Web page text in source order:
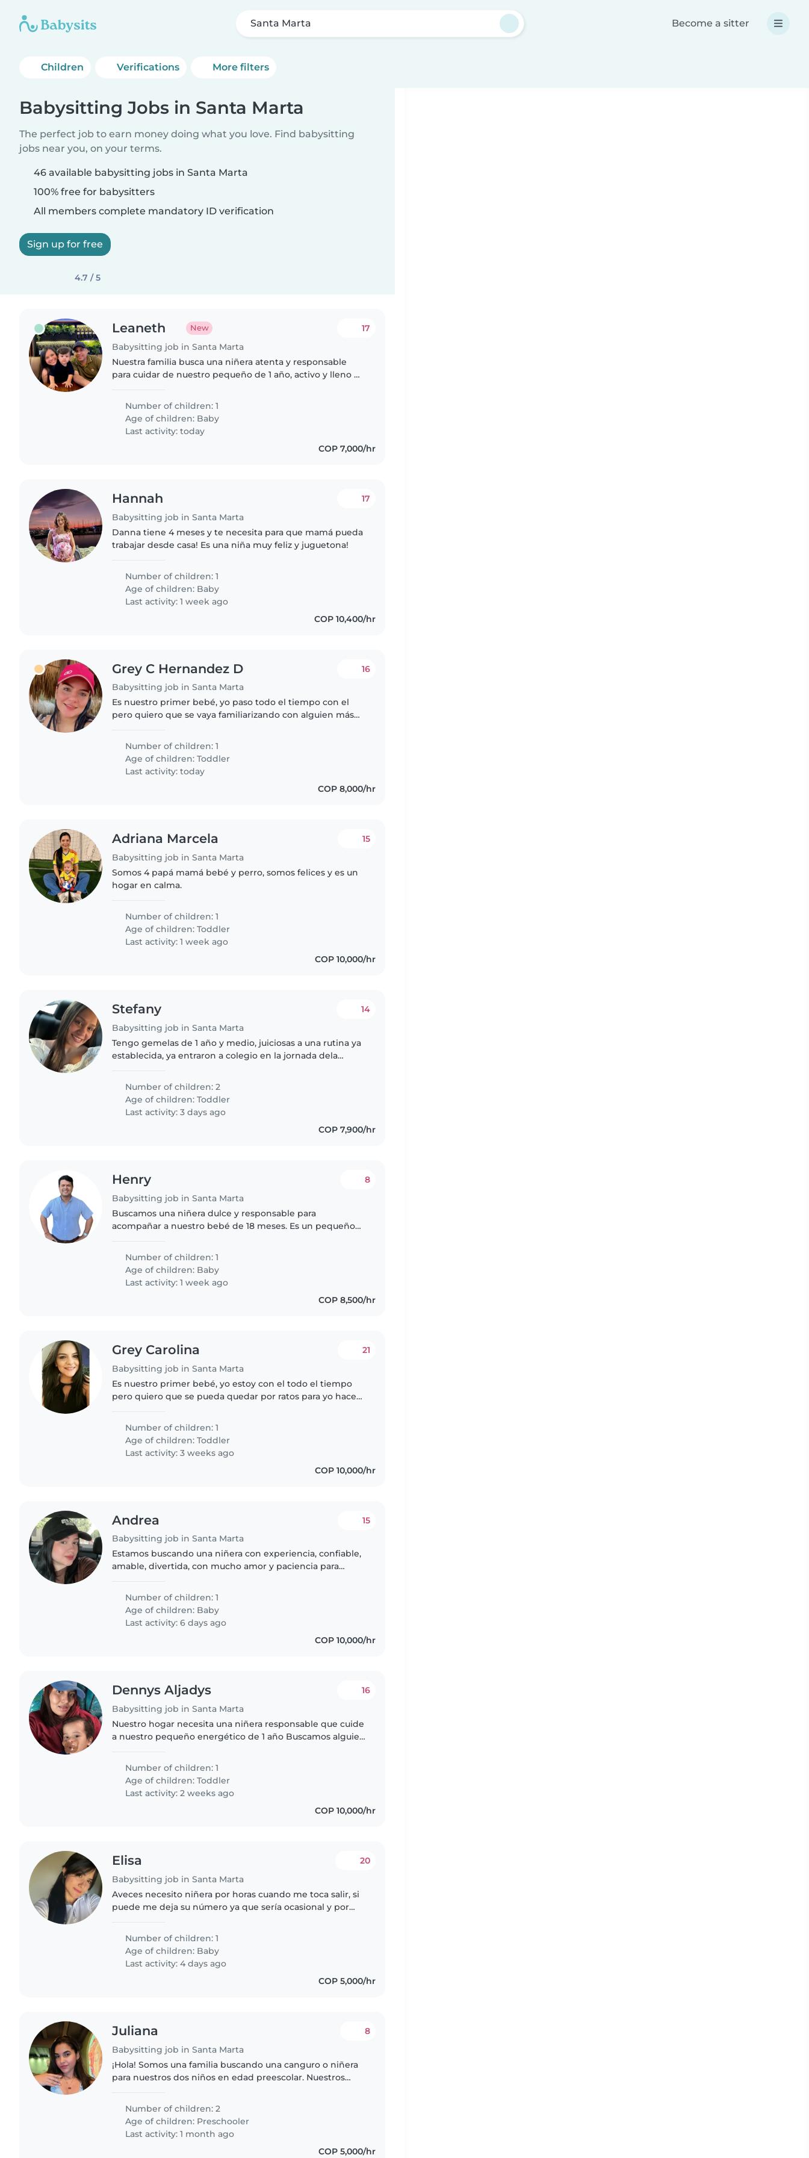
Santa Marta Become a sitter
Children Verifications More filters
Babysitting Jobs in Santa Marta
The perfect job to earn money doing what you love. Find babysitting
jobs near you, on your terms.
46 available babysitting jobs in Santa Marta
100% free for babysitters
All members complete mandatory ID verification
Sign up for free
4.7 / 5
Leaneth New
Babysitting job in Santa Marta
17
Nuestra familia busca una niñera atenta y responsable
para cuidar de nuestro pequeño de 1 año, activo y lleno de
Number of children: 1
Age of children: Baby
Last activity: today
COP 7,000/hr
Hannah
Babysitting job in Santa Marta
17
Danna tiene 4 meses y te necesita para que mamá pueda
trabajar desde casa! Es una niña muy feliz y juguetona!
Number of children: 1
Age of children: Baby
Last activity: 1 week ago
COP 10,400/hr
Grey C Hernandez D
Babysitting job in Santa Marta
16
Es nuestro primer bebé, yo paso todo el tiempo con el
pero quiero que se vaya familiarizando con alguien más
trabajar por dias..
Number of children: 1
Age of children:Toddler
Last activity: today
COP 8,000/hr
Adriana Marcela
Babysitting job in Santa Marta
15
Somos 4 papá mamá bebé y perro, somos felices y es un
hogar en calma.
Number of children: 1
Age of children:Toddler
Last activity: 1 week ago
COP 10,000/hr
Stefany
Babysitting job in Santa Marta
14
Tengo gemelas de 1 año y medio, juiciosas a una rutina ya
establecida, ya entraron a colegio en la jornada dela
Number of children: 2
Age of children:Toddler
Last activity: 3 days ago
COP 7,900/hr
Henry
Babysitting job in Santa Marta
8
Buscamos una niñera dulce y responsable para
acompañar a nuestro bebé de 18 meses. Es un pequeño
sienta cómodo con tareas..
Number of children: 1
Age of children: Baby
Last activity: 1 week ago
COP 8,500/hr
Grey Carolina
Babysitting job in Santa Marta
21
Es nuestro primer bebé, yo estoy con el todo el tiempo
pero quiero que se pueda quedar por ratos para yo hacer
Number of children: 1
Age of children:Toddler
Last activity: 3 weeks ago
COP 10,000/hr
Andrea
Babysitting job in Santa Marta
15
Estamos buscando una niñera con experiencia, confiable,
amable, divertida, con mucho amor y paciencia para
horas al día, las funciones..
Number of children: 1
Age of children: Baby
Last activity: 6 days ago
COP 10,000/hr
Dennys Aljadys
Babysitting job in Santa Marta
16
Nuestro hogar necesita una niñera responsable que cuide
a nuestro pequeño energético de 1 año Buscamos alguien
curioso en sus juegos..
Number of children: 1
Age of children:Toddler
Last activity: 2 weeks ago
COP 10,000/hr
Elisa
Babysitting job in Santa Marta
20
Aveces necesito niñera por horas cuando me toca salir, si
puede me deja su número ya que sería ocasional y por
Number of children: 1
Age of children: Baby
Last activity: 4 days ago
COP 5,000/hr
Juliana
Babysitting job in Santa Marta
8
¡Hola! Somos una familia buscando una canguro o niñera
para nuestros dos niños en edad preescolar. Nuestros
encantaría alguien..
Number of children: 2
Age of children: Preschooler
Last activity: 1 month ago
COP 5,000/hr